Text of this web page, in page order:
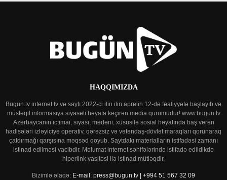
HAQQIMIZDA
Bugun.tv internet tv və saytı 2022-ci ilin ilin aprelin 12-də fəaliyyətə başlayıb və
müstəqil informasiya siyasəti həyata keçirən media qurumudur! www.bugun.tv
Azərbaycanın ictimai, siyasi, mədəni, xüsusilə sosial həyatında baş verən
hadisələri izləyiciyə operativ, qərəzsiz və vətəndaş-dövlət maraqları qorunaraq
çatdırmağı qarşısına məqsəd qoyub. Saytdakı materialların istifadəsi zamanı
istinad edilməsi vacibdir. Məlumat internet səhifələrində istifadə edildikdə
hiperlink vasitəsi ilə istinad mütləqdir.
Bizimlə əlaqə: E-mail: press@bugun.tv | +994 51 567 32 09